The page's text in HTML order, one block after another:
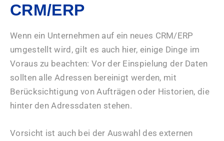
CRM/ERP
Wenn ein Unternehmen auf ein neues CRM/ERP
umgestellt wird, gilt es auch hier, einige Dinge im
Voraus zu beachten: Vor der Einspielung der Daten
sollten alle Adressen bereinigt werden, mit
Berücksichtigung von Aufträgen oder Historien, die
hinter den Adressdaten stehen.
Vorsicht ist auch bei der Auswahl des externen